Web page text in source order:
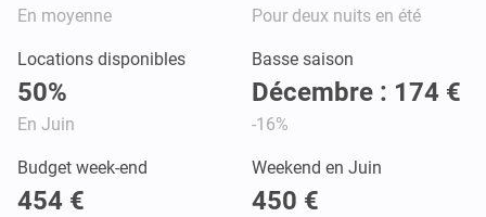
En moyenne Pour deux nuits en été
Locations disponibles
50%
En Juin
Basse saison
Décembre : 174 €
-16%
Budget week-end
454 €
Weekend en Juin
450 €